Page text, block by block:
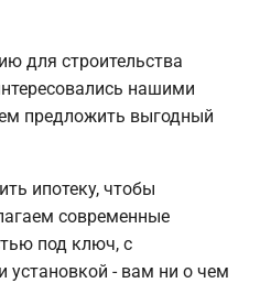
для строительства
нашими
предложить выгодный
ипотеку, чтобы
современные
под ключ, с
установкой - вам ни о чем